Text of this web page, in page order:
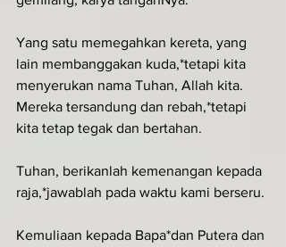
Yang satu memegahkan kereta, yang
lain membanggakan kuda,*tetapi kita
menyerukan nama Tuhan, Allah kita.
Mereka tersandung dan rebah,*tetapi
kita tetap tegak dan bertahan.
Tuhan, berikanlah kemenangan kepada
raja,*jawablah pada waktu kami berseru.
Kemuliaan kepada Bapa*dan Putera dan